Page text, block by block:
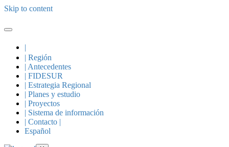
Skip to content
|
| Región
| Antecedentes
| FIDESUR
| Estrategia Regional
| Planes y estudio
| Proyectos
| Sistema de información
| Contacto |
Español